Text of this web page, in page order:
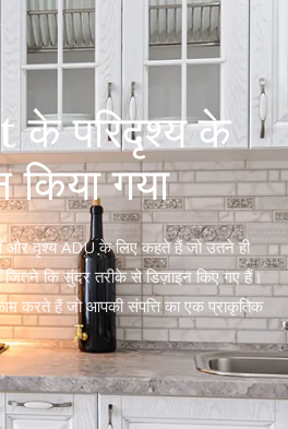
परिदृश्य के
किया गया
और दृश्य ADU के लिए कहते हैं जो उतने ही
जितने कि सुंदर तरीके से डिज़ाइन किए गए हैं।
करते हैं जो आपकी संपत्ति का एक प्राकृतिक